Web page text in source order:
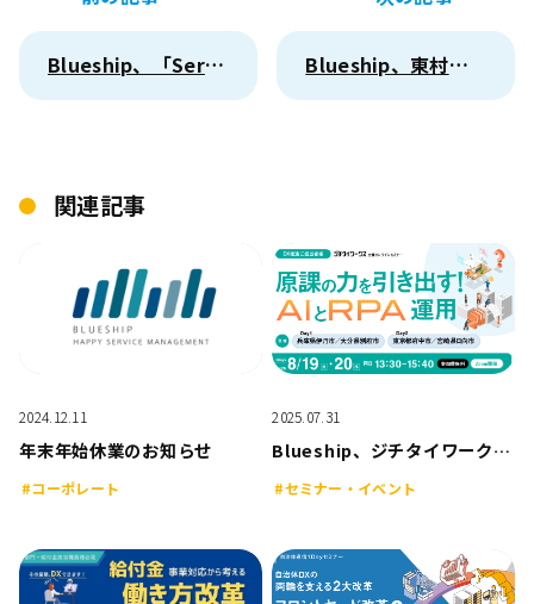
Blueship、「ServiceNow World Forum Tokyo 2025」に出展 Blueship、東村山市「ごみ情報サービス等構築委託」を受託
関連記事
2024.12.11
年末年始休業のお知らせ
#コーポレート
2025.07.31
Blueship、ジチタイワークス主催「原課の力を引き出す！AIとRPA運用」のDay1（2025年8月19日）にオンライン登壇
#セミナー・イベント